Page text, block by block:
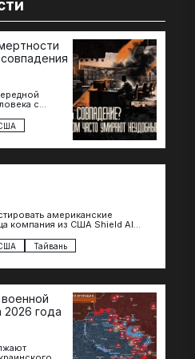
с
американские
компания из США Shield AI
Тайвань
2026 года